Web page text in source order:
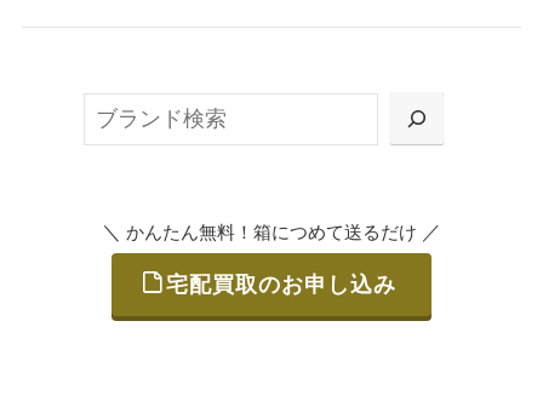
または梱包材不要の「集荷申込」からお選び
ご発送
＼ かんたん無料！箱につめて送るだけ ／
宅配買取のお申し込み